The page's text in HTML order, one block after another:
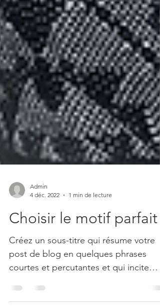
4 déc. 2022
1 min de lecture
Choisir le motif parfait
Créez un sous-titre qui résume votre
post de blog en quelques phrases
courtes et percutantes et qui incite
votre public à continuer à...